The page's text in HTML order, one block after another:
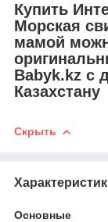
Купить
Морская
мамой
Babyk.kz с
Казахстану
Скрыть
Основные